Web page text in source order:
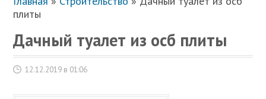
плиты
Дачный туалет из осб плиты
12.12.2019 в 01:06